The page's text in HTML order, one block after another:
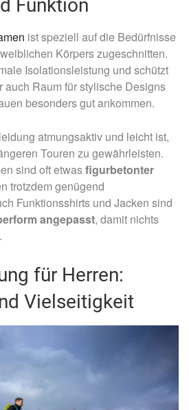
Funktion
ist speziell auf die Bedürfnisse
Körpers zugeschnitten.
Isolationsleistung und schützt
auch Raum für stylische Designs
besonders gut ankommen.
atmungsaktiv und leicht ist,
Touren zu gewährleisten.
sind oft etwasfigurbetonter
trotzdem genügend
Funktionsshirts und Jacken sind
angepasst, damit nichts
für Herren:
Vielseitigkeit